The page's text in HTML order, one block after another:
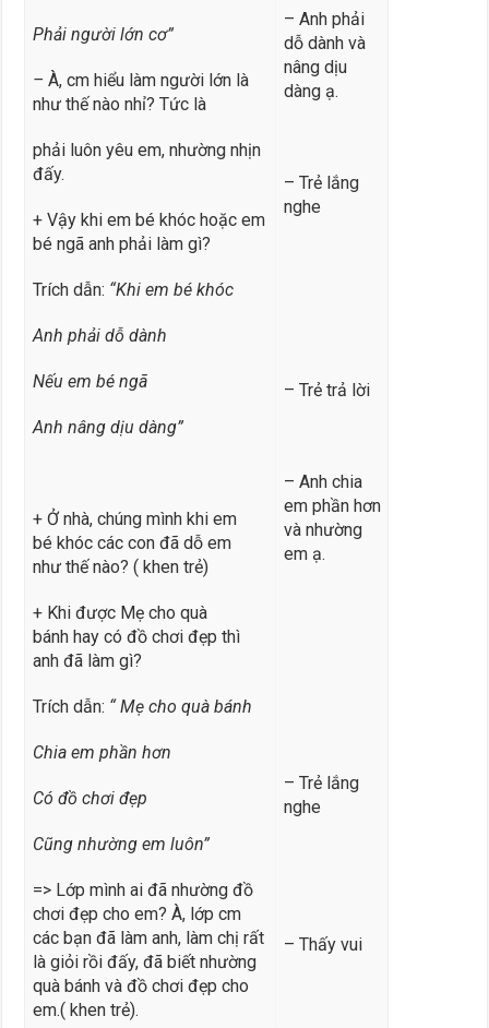
Phải người lớn cơ”
– À, cm hiểu làm người lớn là
như thế nào nhỉ? Tức là
phải luôn yêu em, nhường nhịn
đấy.
+ Vậy khi em bé khóc hoặc em
bé ngã anh phải làm gì?
Trích dẫn: “Khi em bé khóc
Anh phải dỗ dành
Nếu em bé ngã
Anh nâng dịu dàng”
+ Ở nhà, chúng mình khi em
bé khóc các con đã dỗ em
như thế nào? ( khen trẻ)
+ Khi được Mẹ cho quà
bánh hay có đồ chơi đẹp thì
anh đã làm gì?
Trích dẫn: “ Mẹ cho quà bánh
Chia em phần hơn
Có đồ chơi đẹp
Cũng nhường em luôn”
=> Lớp mình ai đã nhường đồ
chơi đẹp cho em? À, lớp cm
các bạn đã làm anh, làm chị rất
là giỏi rồi đấy, đã biết nhường
quà bánh và đồ chơi đẹp cho
em.( khen trẻ).
– Anh phải
dỗ dành và
nâng dịu
dàng ạ.
– Trẻ lắng
nghe
– Trẻ trả lời
– Anh chia
em phần hơn
và nhường
em ạ.
– Trẻ lắng
nghe
– Thấy vui